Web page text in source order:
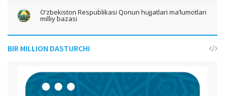
O‘zbekiston Respublikasi Qonun hujjatlari ma’lumotlari
milliy bazasi
BIR MILLION DASTURCHI